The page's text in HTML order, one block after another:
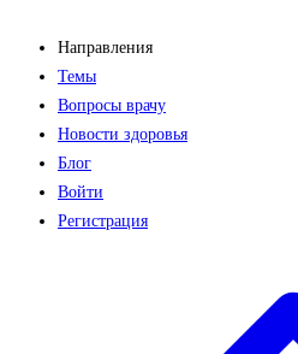
Направления
Темы
Вопросы врачу
Новости здоровья
Блог
Войти
Регистрация